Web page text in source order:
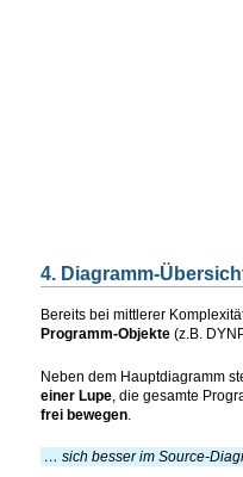
4. Diagramm-
Bereits bei mittlerer
Programm-Objekte(z.B.
Neben dem Hauptdiagramm
einer Lupe, die gesamte
frei bewegen.
… sich besser im Source-